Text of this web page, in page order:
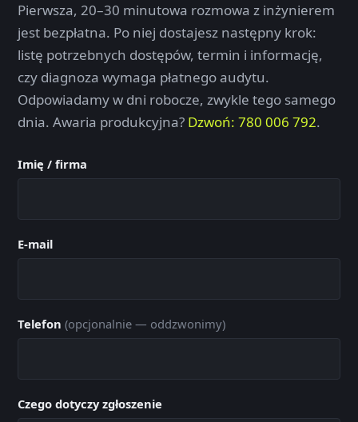
Pierwsza, 20–30 minutowa rozmowa z inżynierem
jest bezpłatna. Po niej dostajesz następny krok:
listę potrzebnych dostępów, termin i informację,
czy diagnoza wymaga płatnego audytu.
Odpowiadamy w dni robocze, zwykle tego samego
dnia. Awaria produkcyjna? Dzwoń: 780 006 792.
Imię / firma
E-mail
Telefon (opcjonalnie — oddzwonimy)
Czego dotyczy zgłoszenie